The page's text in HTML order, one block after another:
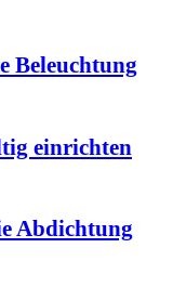
Beleuchtung
einrichten
Abdichtung